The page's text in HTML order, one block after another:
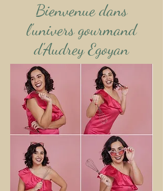
Bienvenue dans
l'univers gourmand
d'Audrey Egoyan